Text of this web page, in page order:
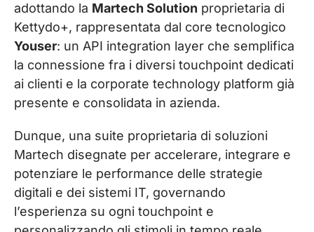
adottando la Martech Solution proprietaria di
Kettydo+, rappresentata dal core tecnologico
Youser: un API integration layer che semplifica
la connessione fra i diversi touchpoint dedicati
ai clienti e la corporate technology platform già
presente e consolidata in azienda.
Dunque, una suite proprietaria di soluzioni
Martech disegnate per accelerare, integrare e
potenziare le performance delle strategie
digitali e dei sistemi IT, governando
l’esperienza su ogni touchpoint e